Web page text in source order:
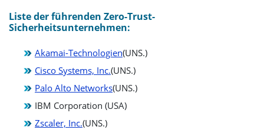
Liste der führenden Zero-Trust-
Sicherheitsunternehmen:
Akamai-Technologien(UNS.)
Cisco Systems, Inc.(UNS.)
Palo Alto Networks(UNS.)
IBM Corporation (USA)
Zscaler, Inc.(UNS.)